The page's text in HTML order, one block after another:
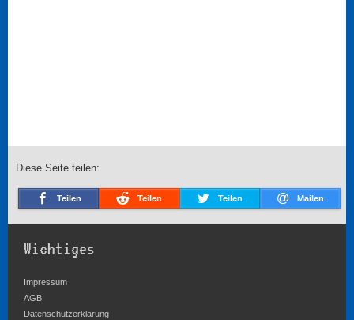
Diese Seite teilen:
Teilen Teilen Teilen Mailen
Wichtiges
Impressum
AGB
Datenschutzerklärung